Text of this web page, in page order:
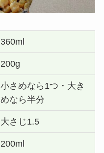
360ml
200g
小さめなら1つ・大き
めなら半分
大さじ1.5
200ml